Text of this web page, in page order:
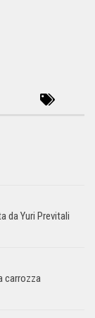
da Yuri Previtali
carrozza